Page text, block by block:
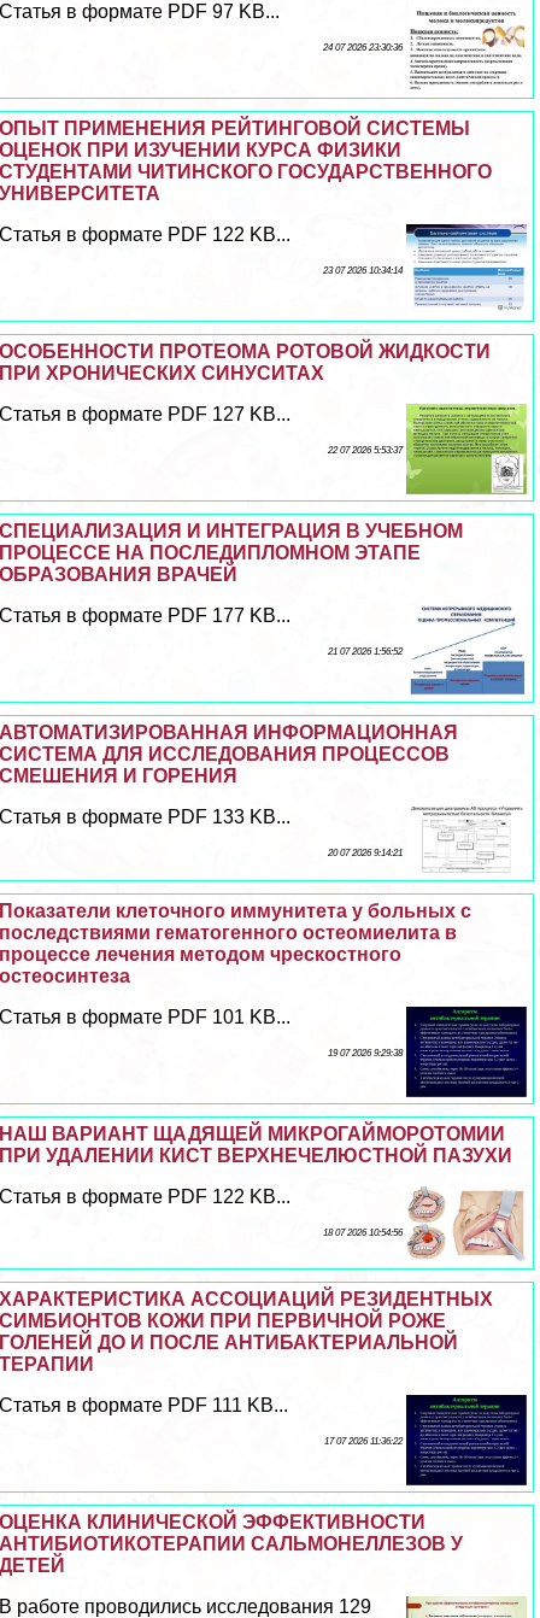
Статья в формате PDF 97 KB...
24 07 2026 23:30:36
ОПЫТ ПРИМЕНЕНИЯ РЕЙТИНГОВОЙ СИСТЕМЫ
ОЦЕНОК ПРИ ИЗУЧЕНИИ КУРСА ФИЗИКИ
СТУДЕНТАМИ ЧИТИНСКОГО ГОСУДАРСТВЕННОГО
УНИВЕРСИТЕТА
Статья в формате PDF 122 KB...
23 07 2026 10:34:14
ОСОБЕННОСТИ ПРОТЕОМА РОТОВОЙ ЖИДКОСТИ
ПРИ ХРОНИЧЕСКИХ СИНУСИТАХ
Статья в формате PDF 127 KB...
22 07 2026 5:53:37
СПЕЦИАЛИЗАЦИЯ И ИНТЕГРАЦИЯ В УЧЕБНОМ
ПРОЦЕССЕ НА ПОСЛЕДИПЛОМНОМ ЭТАПЕ
ОБРАЗОВАНИЯ ВРАЧЕЙ
Статья в формате PDF 177 KB...
21 07 2026 1:56:52
АВТОМАТИЗИРОВАННАЯ ИНФОРМАЦИОННАЯ
СИСТЕМА ДЛЯ ИССЛЕДОВАНИЯ ПРОЦЕССОВ
СМЕШЕНИЯ И ГОРЕНИЯ
Статья в формате PDF 133 KB...
20 07 2026 9:14:21
Показатели клеточного иммунитета у больных с
последствиями гематогенного остеомиелита в
процессе лечения методом чрескостного
остеосинтеза
Статья в формате PDF 101 KB...
19 07 2026 9:29:38
НАШ ВАРИАНТ ЩАДЯЩЕЙ МИКРОГАЙМОРОТОМИИ
ПРИ УДАЛЕНИИ КИСТ ВЕРХНЕЧЕЛЮСТНОЙ ПАЗУХИ
Статья в формате PDF 122 KB...
18 07 2026 10:54:56
ХАРАКТЕРИСТИКА АССОЦИАЦИЙ РЕЗИДЕНТНЫХ
СИМБИОНТОВ КОЖИ ПРИ ПЕРВИЧНОЙ РОЖЕ
ГОЛЕНЕЙ ДО И ПОСЛЕ АНТИБАКТЕРИАЛЬНОЙ
ТЕРАПИИ
Статья в формате PDF 111 KB...
17 07 2026 11:36:22
ОЦЕНКА КЛИНИЧЕСКОЙ ЭФФЕКТИВНОСТИ
АНТИБИОТИКОТЕРАПИИ САЛЬМОНЕЛЛЕЗОВ У
ДЕТЕЙ
В работе проводились исследования 129